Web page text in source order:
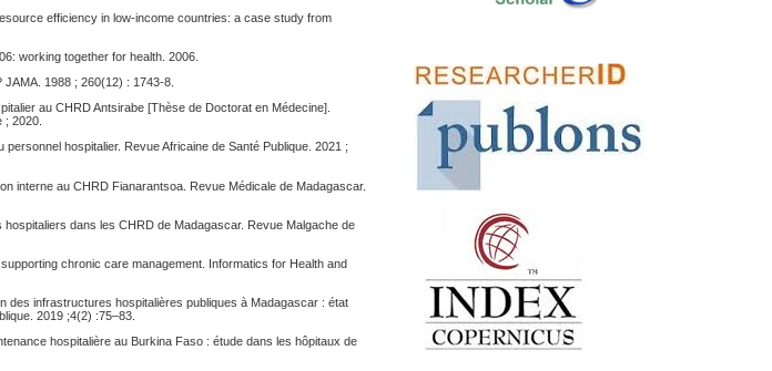
efficiency in low-income countries: a case study from
working together for health. 2006.
1988 ; 260(12) : 1743-8.
au CHRD Antsirabe [Thèse de Doctorat en Médecine].
; 2020.
hospitalier. Revue Africaine de Santé Publique. 2021 ;
interne au CHRD Fianarantsoa. Revue Médicale de Madagascar.
dans les CHRD de Madagascar. Revue Malgache de
chronic care management. Informatics for Health and
des infrastructures hospitalières publiques à Madagascar : état
2019 ;4(2) :75–83.
hospitalière au Burkina Faso : étude dans les hôpitaux de